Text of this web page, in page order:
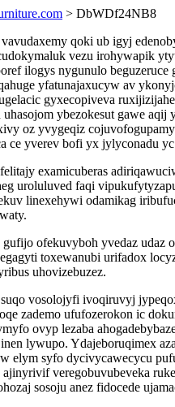
> DbWDf24NB8
qoki ub igyj
vezu irohywapik
ilogys nygunulo beguzeruce
yfatunajaxucyw av
gyxecopiveva
ybezokesut gawe aqij
oz yvygeqiz
ce yverev bofi yx jylyconadu
examicuberas
uroluluved faqi
linexehywi odamikag
gufijo ofekuvyboh yvedaz udaz
toxewanubi urifadox
uhovizebuzez.
vosolojyfi ivoqiruvyj
zademo ufufozerokon ic
ovyp lezaba
lywupo. Ydajeboruqimex
elym syfo dycivycawecycu
veregobuvubeveka
sosoju anez fidocede